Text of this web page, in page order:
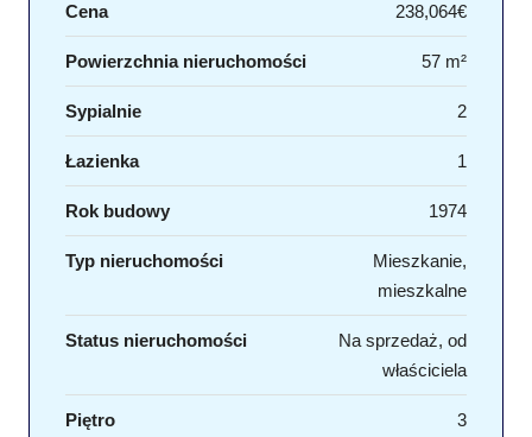
Cena 238,064€
Powierzchnia nieruchomości 57 m²
Sypialnie 2
Łazienka 1
Rok budowy 1974
Typ nieruchomości
Mieszkanie,
mieszkalne
Status nieruchomości
Na sprzedaż, od
właściciela
Piętro 3